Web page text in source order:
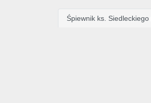
Śpiewnik ks. Siedleckiego